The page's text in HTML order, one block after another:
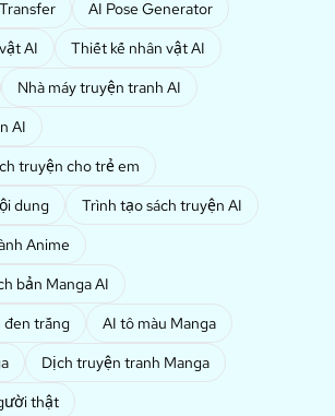
AI Pose Generator
AI
Thiết kế nhân vật AI
Nhà máy truyện tranh AI
AI
truyện cho trẻ em
dung
Trình tạo sách truyện AI
Anime
bản Manga AI
đen trắng
AI tô màu Manga
Dịch truyện tranh Manga
thật